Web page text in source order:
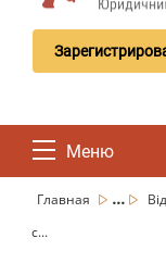
Меню
Главная ...
с...